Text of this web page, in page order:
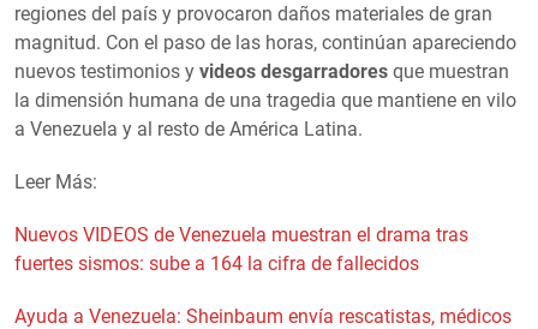
regiones del país y provocaron daños materiales de gran
magnitud. Con el paso de las horas, continúan apareciendo
nuevos testimonios y videos desgarradores que muestran
la dimensión humana de una tragedia que mantiene en vilo
a Venezuela y al resto de América Latina.
Leer Más:
Nuevos VIDEOS de Venezuela muestran el drama tras
fuertes sismos: sube a 164 la cifra de fallecidos
Ayuda a Venezuela: Sheinbaum envía rescatistas, médicos